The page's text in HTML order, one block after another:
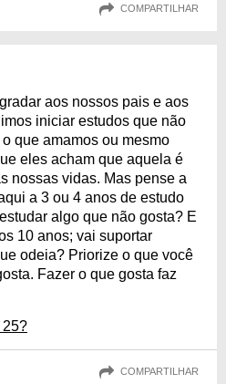
COMPARTILHAR
aos nossos pais e aos
iniciar estudos que não
que amamos ou mesmo
eles acham que aquela é
nossas vidas. Mas pense a
a 3 ou 4 anos de estudo
algo que não gosta? E
10 anos; vai suportar
odeia? Priorize o que você
Fazer o que gosta faz
25?
COMPARTILHAR